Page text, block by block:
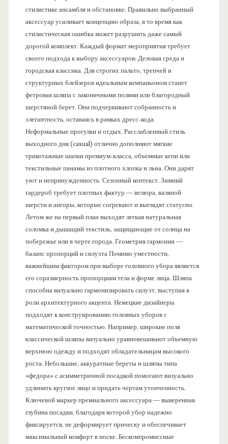
стилистике ансамбля и обстановке. Правильно выбранный
аксессуар усиливает концепцию образа, в то время как
стилистическая ошибка может разрушить даже самый
дорогой комплект. Каждый формат мероприятия требует
своего подхода к выбору аксессуаров: Деловая среда и
городская классика. Для строгих пальто, тренчей и
структурных блейзеров идеальным компаньоном станет
фетровая шляпа с лаконичными полями или благородный
шерстяной берет. Они подчеркивают собранность и
элегантность, оставаясь в рамках дресс-кода.
Неформальные прогулки и отдых. Расслабленный стиль
выходного дня (casual) отлично дополняют мягкие
трикотажные шапки премиум-класса, объемные кепи или
текстильные панамы из плотного хлопка и льна. Они дарят
уют и непринужденность. Сезонный контекст. Зимний
гардероб требует плотных фактур — велюра, валяной
шерсти и ангоры, которые согревают и выглядят статусно.
Летом же на первый план выходят легкая натуральная
соломка и дышащий текстиль, защищающие от солнца на
побережье или в черте города. Геометрия гармонии —
баланс пропорций и силуэта Помимо уместности,
важнейшим фактором при выборе головного убора является
его соразмерность пропорциям тела и форме лица. Шляпа
способна визуально гармонизировать силуэт, выступая в
роли архитектурного акцента. Немецкие дизайнеры
подходят к конструированию головных уборов с
математической точностью. Например, широкие поля
классической шляпы визуально уравновешивают объемную
верхнюю одежду и подходят обладательницам высокого
роста. Небольшие, аккуратные береты и шляпы типа
«федора» с асимметричной посадкой помогают визуально
удлинить круглое лицо и придать чертам утонченность.
Ключевой маркер премиального аксессуара — выверенная
глубина посадки, благодаря которой убор надежно
фиксируется, не деформирует прическу и обеспечивает
максимальный комфорт в носке. Бескомпромиссные